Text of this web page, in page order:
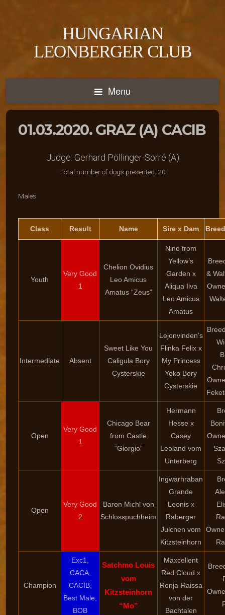
HUNGARIAN
LEONBERGER CLUB
Menu
01.03.2020. GRAZ (A) CACIB
Judge: Gerhard Pöllinger-Sorré (A)
Total number of dogs presented: 20
Males
Class Result Name Sire x Dam
Youth
Very Good
1
Chelion Ovidius
Leo Amicus
Amatus “Zeus”
Nino from
Yellow’s
Garden x
Aliqua Ilva
Leo Amicus
Amatus
&
Intermediate Absent
Sweet Like You
Caligula Bory
Cysterskie
Lejonvinden’s
Flinka Felix x
My Princess
Yoko Bory
Cysterskie
Open
Very Good
1
Chicago Bear
from Castle
“Giorgio”
Hermann
Hesse x
Casey
Leoland vom
Unterberg
Open
Very Good
2
Baron Michl von
Schlosspuchheim
Ingwarhraban
Grande
Leonis x
Raberger
Julchen vom
Kitzsteinhorn
Champion
Exc1,
CACA,
CACIB,
Best Male,
BOB
Satchmo Louis
vom
Kitzsteinhorn
“Mo”
Maxcellent
Red Cloud x
Ronja-Raissa
von der
Bachtalen